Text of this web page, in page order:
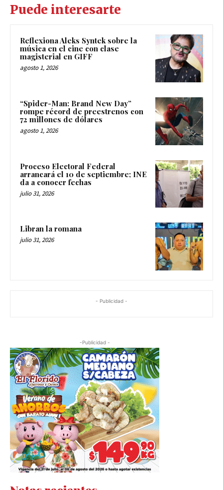
Puede interesarte
Reflexiona Aleks Syntek sobre la
música en el cine con clase
magisterial en GIFF
agosto 1, 2026
“Spider-Man: Brand New Day”
rompe récord de preestrenos con
72 millones de dólares
agosto 1, 2026
Proceso Electoral Federal
arrancará el 10 de septiembre; INE
da a conocer fechas
julio 31, 2026
Libran la romana
julio 31, 2026
- Publicidad -
-Publicidad -